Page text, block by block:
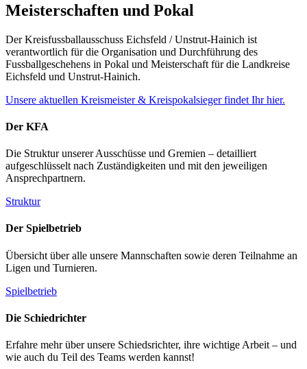
Meisterschaften und Pokal
Der Kreisfussballausschuss Eichsfeld / Unstrut-Hainich ist
verantwortlich für die Organisation und Durchführung des
Fussballgeschehens in Pokal und Meisterschaft für die Landkreise
Eichsfeld und Unstrut-Hainich.
Unsere aktuellen Kreismeister & Kreispokalsieger findet Ihr hier.
Der KFA
Die Struktur unserer Ausschüsse und Gremien – detailliert
aufgeschlüsselt nach Zuständigkeiten und mit den jeweiligen
Ansprechpartnern.
Struktur
Der Spielbetrieb
Übersicht über alle unsere Mannschaften sowie deren Teilnahme an
Ligen und Turnieren.
Spielbetrieb
Die Schiedrichter
Erfahre mehr über unsere Schiedsrichter, ihre wichtige Arbeit – und
wie auch du Teil des Teams werden kannst!